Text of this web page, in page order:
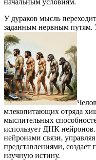
У дураков мысль
заданным нервным
млекопитающих отряда
мыслительных
использует ДНК
нейронами связи,
представлениями, создает
научную истину.